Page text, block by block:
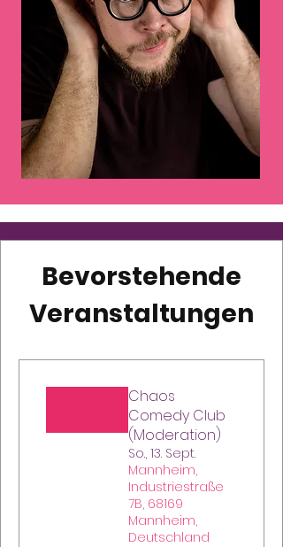
Bevorstehende
Veranstaltungen
Chaos
Comedy Club
(Moderation)
So., 13. Sept.
Mannheim,
Industriestraße
7B, 68169
Mannheim,
Deutschland